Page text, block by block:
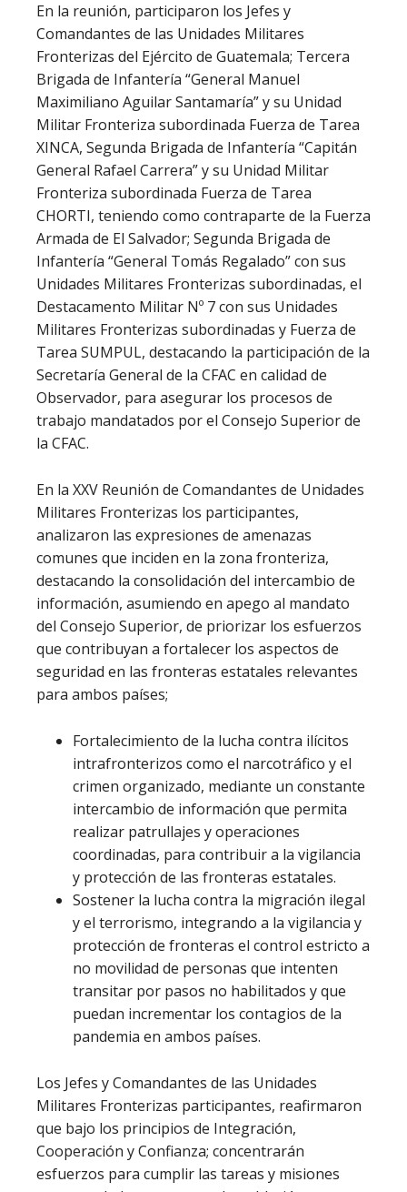
En la reunión, participaron los Jefes y
Comandantes de las Unidades Militares
Fronterizas del Ejército de Guatemala; Tercera
Brigada de Infantería “General Manuel
Maximiliano Aguilar Santamaría” y su Unidad
Militar Fronteriza subordinada Fuerza de Tarea
XINCA, Segunda Brigada de Infantería “Capitán
General Rafael Carrera” y su Unidad Militar
Fronteriza subordinada Fuerza de Tarea
CHORTI, teniendo como contraparte de la Fuerza
Armada de El Salvador; Segunda Brigada de
Infantería “General Tomás Regalado” con sus
Unidades Militares Fronterizas subordinadas, el
Destacamento Militar Nº 7 con sus Unidades
Militares Fronterizas subordinadas y Fuerza de
Tarea SUMPUL, destacando la participación de la
Secretaría General de la CFAC en calidad de
Observador, para asegurar los procesos de
trabajo mandatados por el Consejo Superior de
la CFAC.
En la XXV Reunión de Comandantes de Unidades
Militares Fronterizas los participantes,
analizaron las expresiones de amenazas
comunes que inciden en la zona fronteriza,
destacando la consolidación del intercambio de
información, asumiendo en apego al mandato
del Consejo Superior, de priorizar los esfuerzos
que contribuyan a fortalecer los aspectos de
seguridad en las fronteras estatales relevantes
para ambos países;
Fortalecimiento de la lucha contra ilícitos
intrafronterizos como el narcotráfico y el
crimen organizado, mediante un constante
intercambio de información que permita
realizar patrullajes y operaciones
coordinadas, para contribuir a la vigilancia
y protección de las fronteras estatales.
Sostener la lucha contra la migración ilegal
y el terrorismo, integrando a la vigilancia y
protección de fronteras el control estricto a
no movilidad de personas que intenten
transitar por pasos no habilitados y que
puedan incrementar los contagios de la
pandemia en ambos países.
Los Jefes y Comandantes de las Unidades
Militares Fronterizas participantes, reafirmaron
que bajo los principios de Integración,
Cooperación y Confianza; concentrarán
esfuerzos para cumplir las tareas y misiones